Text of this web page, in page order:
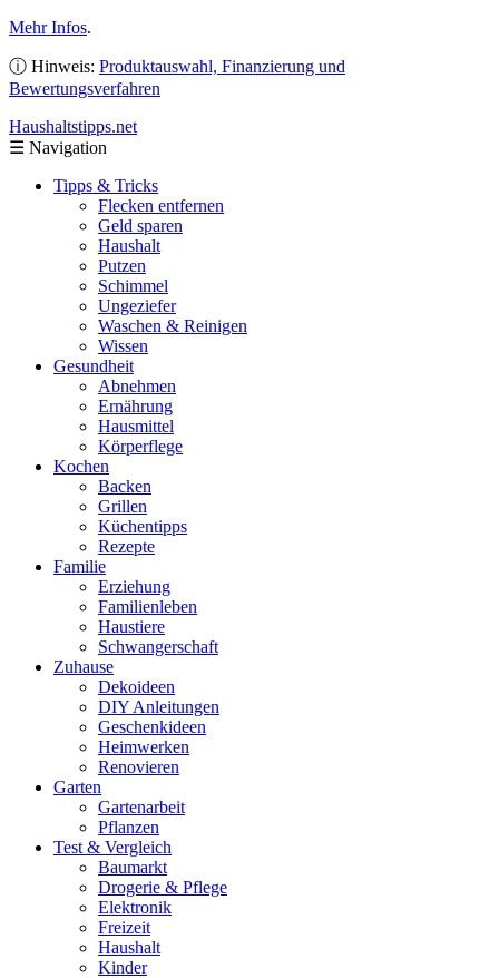
Mehr Infos.
ⓘ Hinweis: Produktauswahl, Finanzierung und
Bewertungsverfahren
Haushaltstipps.net
☰ Navigation
Tipps & Tricks
Flecken entfernen
Geld sparen
Haushalt
Putzen
Schimmel
Ungeziefer
Waschen & Reinigen
Wissen
Gesundheit
Abnehmen
Ernährung
Hausmittel
Körperflege
Kochen
Backen
Grillen
Küchentipps
Rezepte
Familie
Erziehung
Familienleben
Haustiere
Schwangerschaft
Zuhause
Dekoideen
DIY Anleitungen
Geschenkideen
Heimwerken
Renovieren
Garten
Gartenarbeit
Pflanzen
Test & Vergleich
Baumarkt
Drogerie & Pflege
Elektronik
Freizeit
Haushalt
Kinder